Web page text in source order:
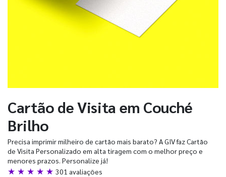
Cartão de Visita em Couché
Brilho
Precisa imprimir milheiro de cartão mais barato? A GIV faz Cartão
de Visita Personalizado em alta tiragem com o melhor preço e
menores prazos. Personalize já!
★ ★ ★ ★ ★ 301 avaliações